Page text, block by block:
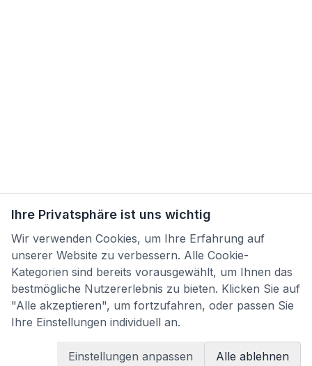
Ihre Privatsphäre ist uns wichtig
Wir verwenden Cookies, um Ihre Erfahrung auf
unserer Website zu verbessern. Alle Cookie-
Kategorien sind bereits vorausgewählt, um Ihnen das
bestmögliche Nutzererlebnis zu bieten. Klicken Sie auf
"Alle akzeptieren", um fortzufahren, oder passen Sie
Ihre Einstellungen individuell an.
Einstellungen anpassen Alle ablehnen